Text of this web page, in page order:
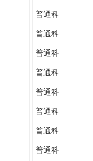
普通科
普通科
普通科
普通科
普通科
普通科
普通科
普通科